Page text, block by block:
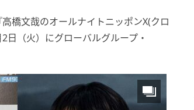
橋文哉のオールナイトニッポンX(クロ
日（火）にグローバルグループ・